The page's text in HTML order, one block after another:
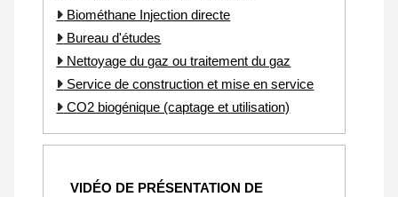
Biométhane Injection directe
Bureau d'études
Nettoyage du gaz ou traitement du gaz
Service de construction et mise en service
CO2 biogénique (captage et utilisation)
VIDÉO DE PRÉSENTATION DE